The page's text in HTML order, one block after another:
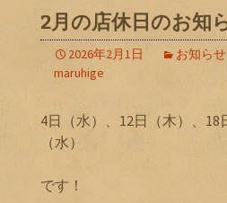
2月の店休日のお知
2026年2月1日 お知らせ
maruhige
4日（水）、12日（木）、18
（水）
です！